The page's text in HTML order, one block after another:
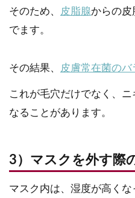
そのため、 皮脂腺からの皮
でます。
その結果、 皮膚常在菌のバ
これが毛穴だけでなく、ニ
なることがあります。
3）マスクを外す際
マスク内は、湿度が高くな